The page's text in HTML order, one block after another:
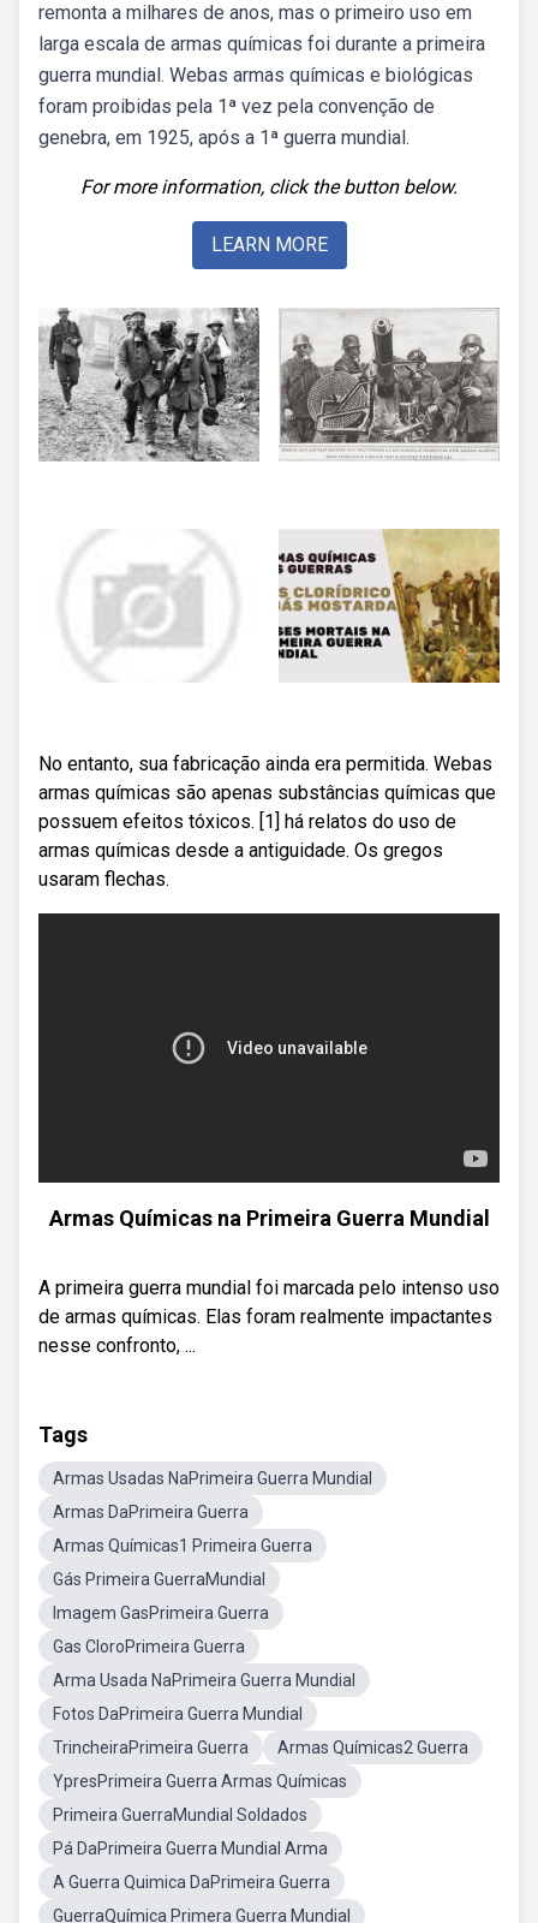
remonta a milhares de anos, mas o primeiro uso em
larga escala de armas químicas foi durante a primeira
guerra mundial. Webas armas químicas e biológicas
foram proibidas pela 1ª vez pela convenção de
genebra, em 1925, após a 1ª guerra mundial.
For more information, click the button below.
LEARN MORE
No entanto, sua fabricação ainda era permitida. Webas
armas químicas são apenas substâncias químicas que
possuem efeitos tóxicos. [1] há relatos do uso de
armas químicas desde a antiguidade. Os gregos
usaram flechas.
Armas Químicas na Primeira Guerra Mundial
A primeira guerra mundial foi marcada pelo intenso uso
de armas químicas. Elas foram realmente impactantes
nesse confronto, ...
Tags
Armas Usadas NaPrimeira Guerra Mundial
Armas DaPrimeira Guerra
Armas Químicas1 Primeira Guerra
Gás Primeira GuerraMundial
Imagem GasPrimeira Guerra
Gas CloroPrimeira Guerra
Arma Usada NaPrimeira Guerra Mundial
Fotos DaPrimeira Guerra Mundial
TrincheiraPrimeira Guerra
Armas Químicas2 Guerra
YpresPrimeira Guerra Armas Químicas
Primeira GuerraMundial Soldados
Pá DaPrimeira Guerra Mundial Arma
A Guerra Quimica DaPrimeira Guerra
GuerraQuímica Primera Guerra Mundial